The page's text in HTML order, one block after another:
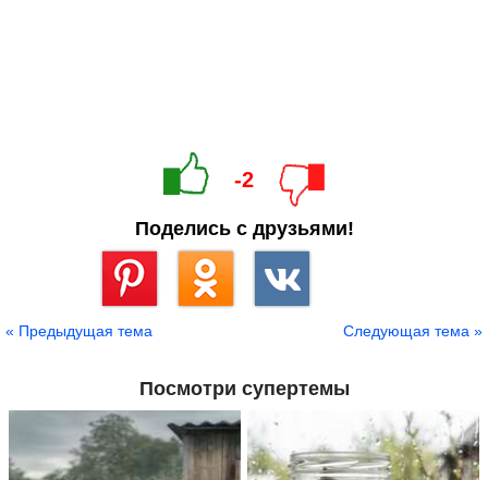
-2
Поделись с друзьями!
« Предыдущая тема Следующая тема »
Посмотри супертемы